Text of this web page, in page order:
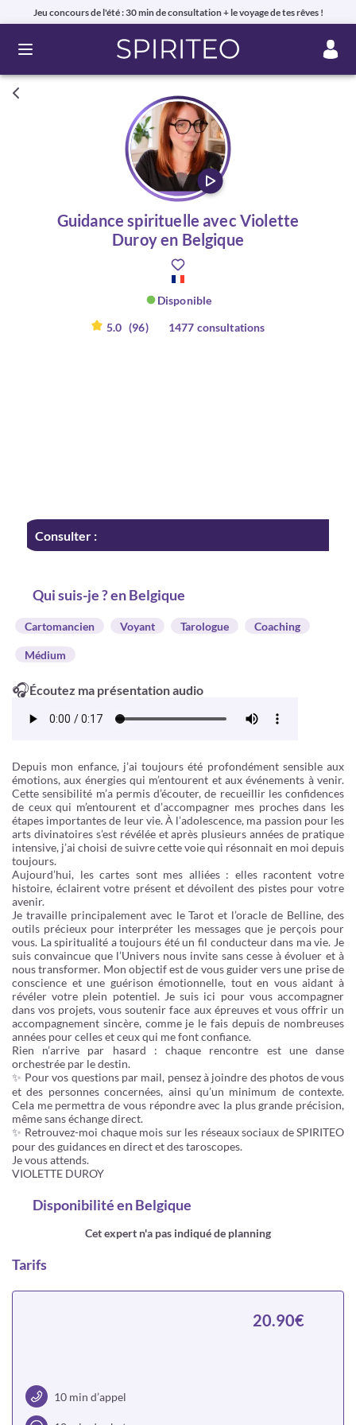
Jeu concours de l'été : 30 min de consultation + le voyage de tes rêves !
Ouvrir le menu
Guidance spirituelle avec Violette
Duroy en Belgique
Disponible
5.0 (96) 1477 consultations
Consulter :
Qui suis-je ? en Belgique
Cartomancien Voyant Tarologue Coaching
Médium
🎧Écoutez ma présentation audio
Depuis mon enfance, j’ai toujours été profondément sensible aux
émotions, aux énergies qui m’entourent et aux événements à venir.
Cette sensibilité m’a permis d’écouter, de recueillir les confidences
de ceux qui m’entourent et d’accompagner mes proches dans les
étapes importantes de leur vie. À l’adolescence, ma passion pour les
arts divinatoires s’est révélée et après plusieurs années de pratique
intensive, j’ai choisi de suivre cette voie qui résonnait en moi depuis
toujours.
Aujourd’hui, les cartes sont mes alliées : elles racontent votre
histoire, éclairent votre présent et dévoilent des pistes pour votre
avenir.
Je travaille principalement avec le Tarot et l’oracle de Belline, des
outils précieux pour interpréter les messages que je perçois pour
vous. La spiritualité a toujours été un fil conducteur dans ma vie. Je
suis convaincue que l’Univers nous invite sans cesse à évoluer et à
nous transformer. Mon objectif est de vous guider vers une prise de
conscience et une guérison émotionnelle, tout en vous aidant à
révéler votre plein potentiel. Je suis ici pour vous accompagner
dans vos projets, vous soutenir face aux épreuves et vous offrir un
accompagnement sincère, comme je le fais depuis de nombreuses
années pour celles et ceux qui me font confiance.
Rien n’arrive par hasard : chaque rencontre est une danse
orchestrée par le destin.
✨ Pour vos questions par mail, pensez à joindre des photos de vous
et des personnes concernées, ainsi qu’un minimum de contexte.
Cela me permettra de vous répondre avec la plus grande précision,
même sans échange direct.
✨ Retrouvez-moi chaque mois sur les réseaux sociaux de SPIRITEO
pour des guidances en direct et des taroscopes.
Je vous attends.
VIOLETTE DUROY
Disponibilitéen Belgique
Cet expert n'a pas indiqué de planning
Tarifs
10 min d’appel
20.90€